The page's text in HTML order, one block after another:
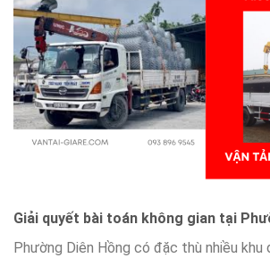
Giải quyết bài toán không gian tại
Phường Diên Hồng có đặc thù nhiều khu